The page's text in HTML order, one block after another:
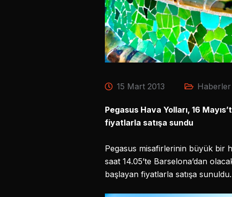
15 Mart 2013 Haberler
Pegasus Hava Yolları, 16
fiyatlarla satışa sundu
Pegasus misafirlerinin büyük bir
saat 14.05’te Barselona’dan
başlayan fiyatlarla satışa sunuldu.